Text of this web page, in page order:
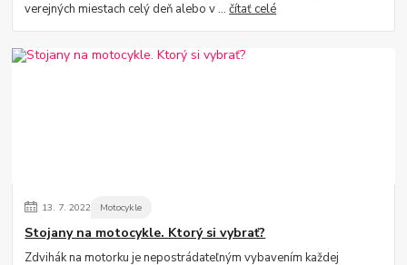
verejných miestach celý deň alebo v ...čítať celé
13. 7. 2022 Motocykle
Stojany na motocykle. Ktorý si vybrať?
Zdvihák na motorku je nepostrádateľným vybavením každej